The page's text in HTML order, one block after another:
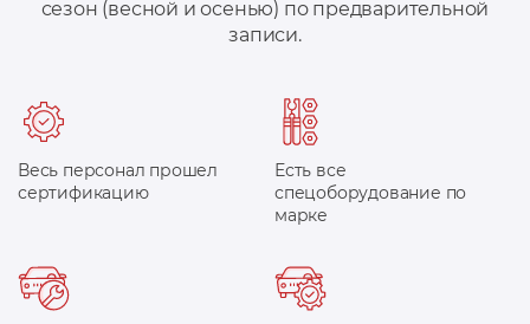
сезон (весной и осенью) по предварительной
записи.
Весь персонал прошел
сертификацию
Есть все
спецоборудование по
марке